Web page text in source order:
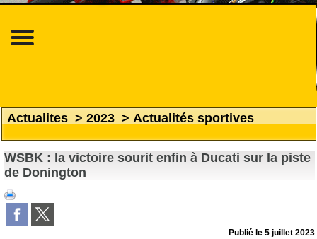
Actualites > 2023 > Actualités sportives
WSBK : la victoire sourit enfin à Ducati sur la piste
de Donington
Publié le5 juillet 2023